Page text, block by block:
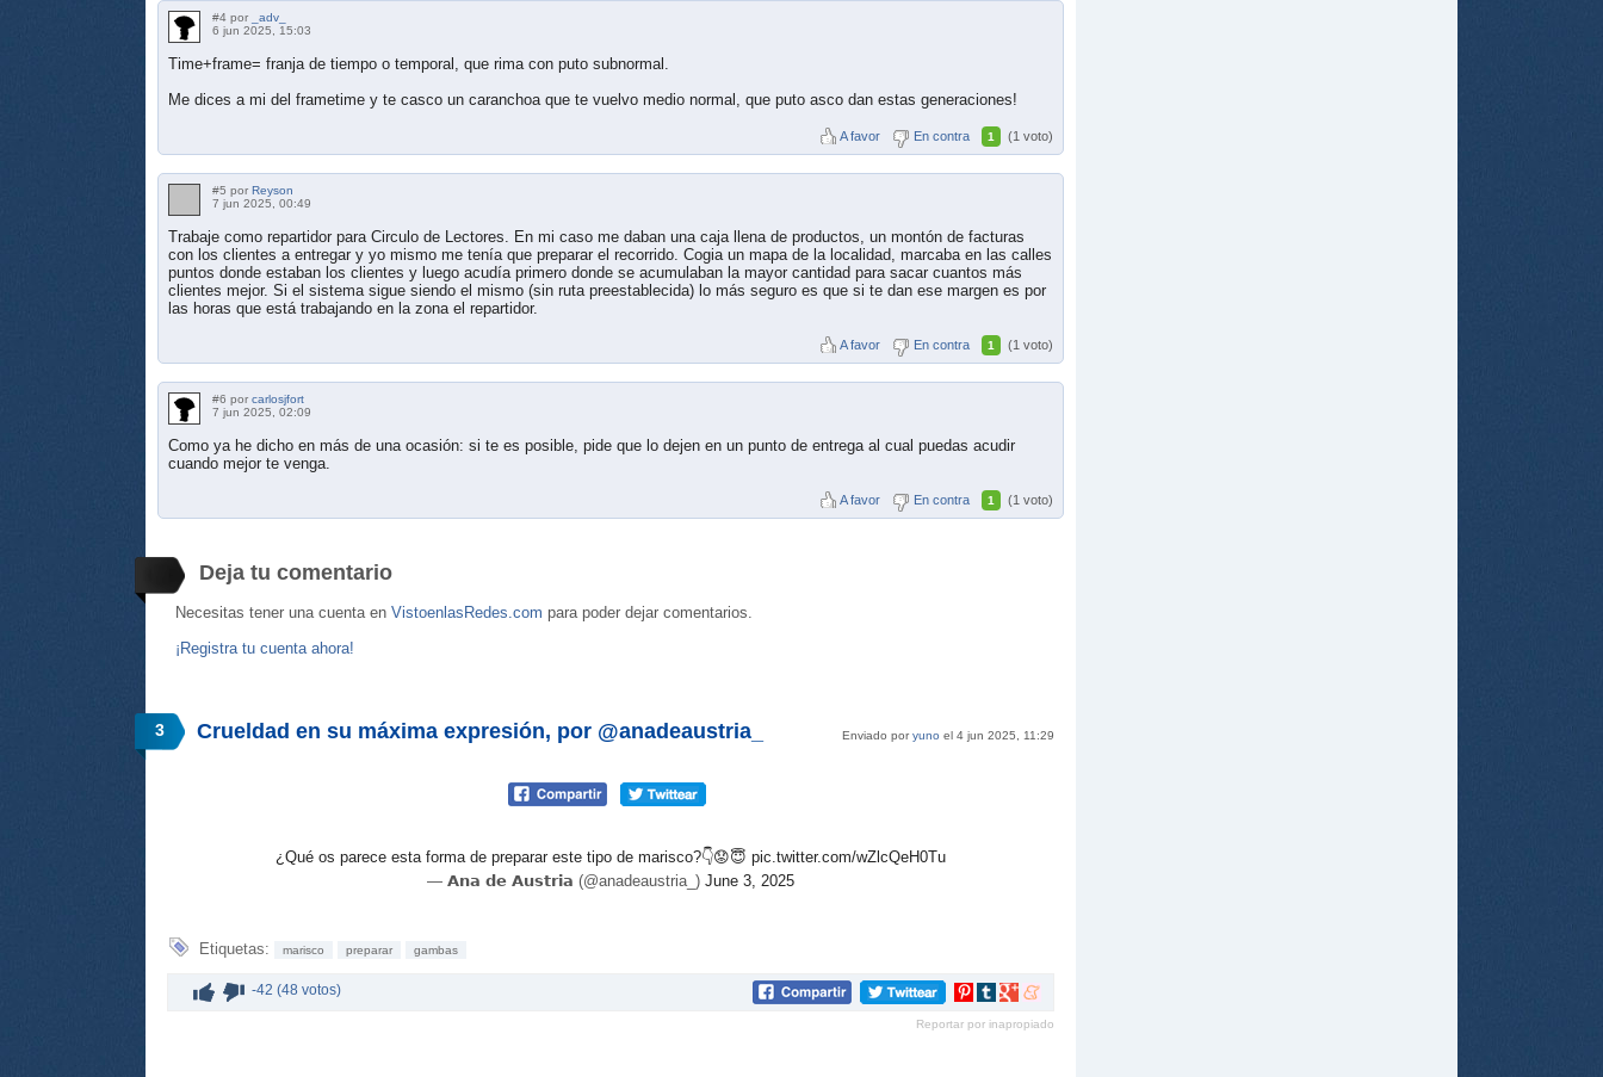
#4 por
_adv_
6 jun 2025, 15:03
Time+frame= franja de tiempo o temporal, que rima con puto subnormal.
Me dices a mi del frametime y te casco un caranchoa que te vuelvo medio normal, que puto asco dan estas generaciones!
A favor En contra 1 (1 voto)
#5 por Reyson
7 jun 2025, 00:49
Trabaje como repartidor para Circulo de Lectores. En mi caso me daban una caja llena de productos, un montón de facturas
con los clientes a entregar y yo mismo me tenía que preparar el recorrido. Cogia un mapa de la localidad, marcaba en las calles
puntos donde estaban los clientes y luego acudía primero donde se acumulaban la mayor cantidad para sacar cuantos más
clientes mejor. Si el sistema sigue siendo el mismo (sin ruta preestablecida) lo más seguro es que si te dan ese margen es por
las horas que está trabajando en la zona el repartidor.
A favor En contra 1 (1 voto)
#6 por carlosjfort
7 jun 2025, 02:09
Como ya he dicho en más de una ocasión: si te es posible, pide que lo dejen en un punto de entrega al cual puedas acudir
cuando mejor te venga.
A favor En contra 1 (1 voto)
Deja tu comentario
Necesitas tener una cuenta en VistoenlasRedes.com para poder dejar comentarios.
¡Registra tu cuenta ahora!
3 Enviado poryuno el 4 jun 2025, 11:29
Crueldad en su máxima expresión, por @anadeaustria_
¿Qué os parece esta forma de preparar este tipo de marisco?👇😟😇 pic.twitter.com/wZlcQeH0Tu
— 𝗔𝗻𝗮 𝗱𝗲 𝗔𝘂𝘀𝘁𝗿𝗶𝗮 (@anadeaustria_) June 3, 2025
Etiquetas: marisco preparar gambas
-42 (48 votos)
Compartir
Pinterest
Compartir
tumblr
Compartir
Google+
Compartir
meneame
Reportar por inapropiado